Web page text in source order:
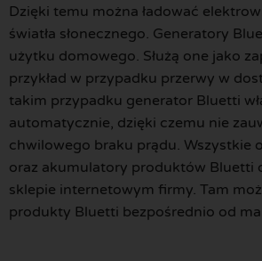
Dzięki temu można ładować
światła słonecznego. Generatory
użytku domowego. Służą one jako
przykład w przypadku przerwy w
takim przypadku generator Bluetti
automatycznie, dzięki czemu nie
chwilowego braku prądu. Wszystkie
oraz akumulatory produktów Bluetti
sklepie internetowym firmy. Tam
produkty Bluetti bezpośrednio od